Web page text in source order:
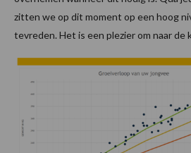
zitten we op dit moment op een hoog
tevreden. Het is een plezier om naar de